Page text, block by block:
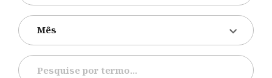
Mês